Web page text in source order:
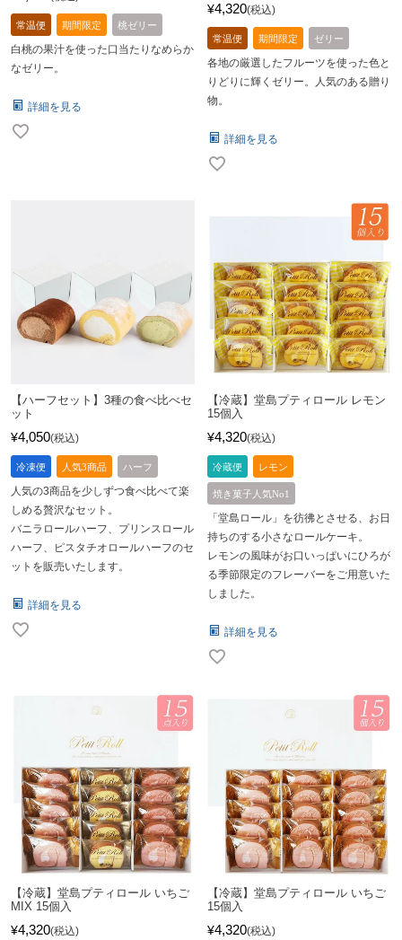
常温便 期間限定 桃ゼリー
白桃の果汁を使った口当たりなめらか
なゼリー。
詳細を見る
¥4,320 税込
常温便 期間限定 ゼリー
各地の厳選したフルーツを使った色と
りどりに輝くゼリー。人気のある贈り
物。
詳細を見る
【ハーフセット】3種の食べ比べセ
ット
¥4,050 税込
冷凍便 人気3商品 ハーフ
人気の3商品を少しずつ食べ比べて楽
しめる贅沢なセット。
バニラロールハーフ、プリンスロール
ハーフ、ピスタチオロールハーフのセ
ットを販売いたします。
詳細を見る
【冷蔵】堂島プティロール レモン
15個入
¥4,320 税込
冷蔵便 レモン
焼き菓子人気No1
「堂島ロール」を彷彿とさせる、お日
持ちのする小さなロールケーキ。
レモンの風味がお口いっぱいにひろが
る季節限定のフレーバーをご用意いた
しました。
詳細を見る
【冷蔵】堂島プティロール いちご
MIX 15個入
¥4,320 税込
【冷蔵】堂島プティロール いちご
15個入
¥4,320 税込